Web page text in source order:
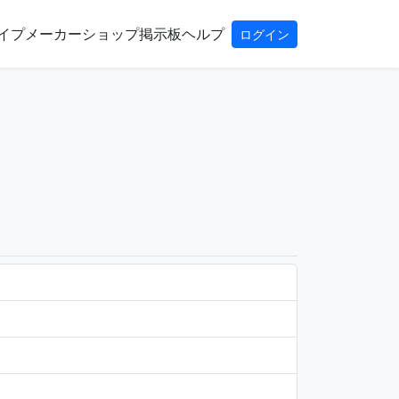
プメーカーショップ掲示板ヘルプ ログイン